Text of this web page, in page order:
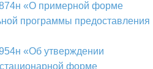
874н «О примерной форме
программы предоставления
«Об утверждении
форме